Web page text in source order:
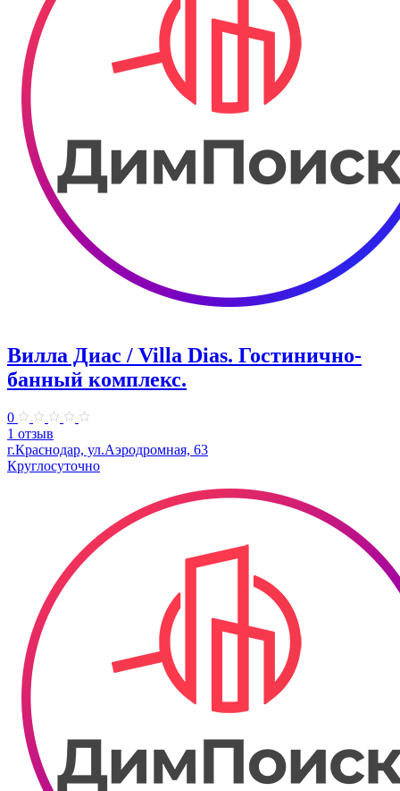
Вилла Диас / Villa Dias. Гостинично-
банный комплекс.
0
1 отзыв
г.Краснодар, ул.Аэродромная, 63
Круглосуточно